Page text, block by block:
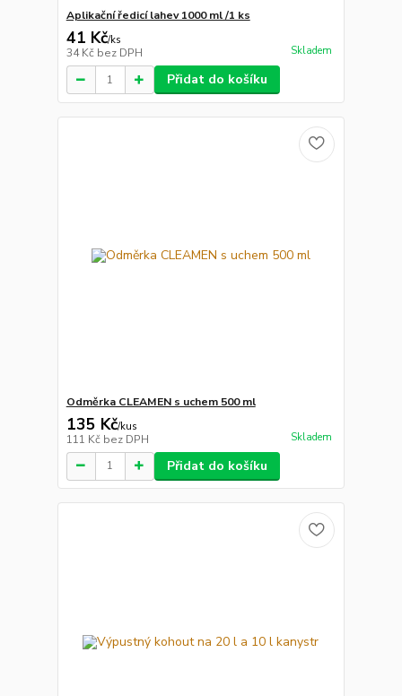
Aplikační ředicí lahev 1000 ml /1 ks
41 Kč/ks
34 Kč bez DPH Skladem
Přidat do košíku
Odměrka CLEAMEN s uchem 500 ml
135 Kč/kus
111 Kč bez DPH Skladem
Přidat do košíku